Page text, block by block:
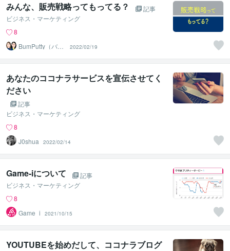
みんな、販売戦略ってもってる？
記事
ビジネス・マーケティング
8
BumPutty（バン
2022/02/19
あなたのココナラサービスを宣伝させてく
ださい
記事
ビジネス・マーケティング
8
J0shua
2022/02/14
Game-iについて
記事
ビジネス・マーケティング
8
Game_i
2021/10/15
YOUTUBEを始めだして、ココナラブログ